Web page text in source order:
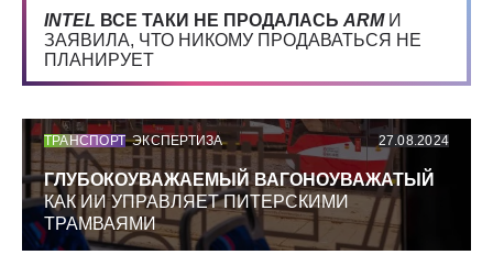
INTEL ВСЕ ТАКИ НЕ ПРОДАЛАСЬ ARMИ
ЗАЯВИЛА, ЧТО НИКОМУ ПРОДАВАТЬСЯ НЕ
ПЛАНИРУЕТ
ТРАНСПОРТ ЭКСПЕРТИЗА 27.08.2024
ГЛУБОКОУВАЖАЕМЫЙ ВАГОНОУВАЖАТЫЙ
КАК ИИ УПРАВЛЯЕТ ПИТЕРСКИМИ
ТРАМВАЯМИ